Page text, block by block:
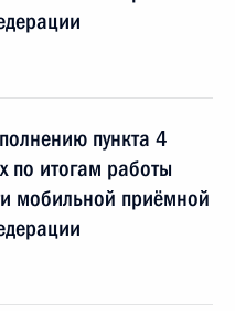
пункта 4
по итогам работы
мобильной приёмной